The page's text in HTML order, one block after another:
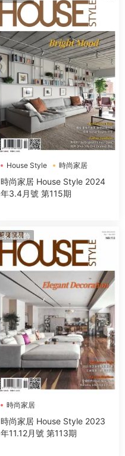
House Style 時尚家居
時尚家居 House Style 2024
年3.4月號 第115期
家居裝飾
時尚家居
時尚家居 House Style 2023
年11.12月號 第113期